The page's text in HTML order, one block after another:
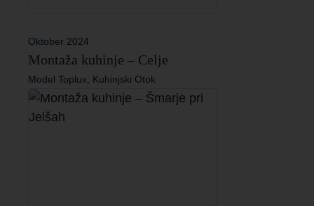
Oktober 2024
Montaža kuhinje – Celje
Model Toplux, Kuhinjski Otok